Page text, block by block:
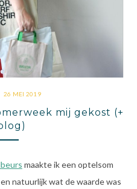
26 MEI 2019
mij gekost (+
maakte ik een optelsom
natuurlijk wat de waarde was